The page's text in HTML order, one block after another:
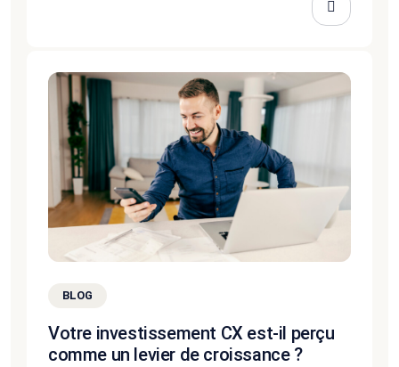
BLOG
Votre investissement CX est-il perçu
comme un levier de croissance ?